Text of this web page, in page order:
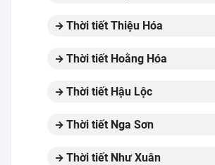
Thời tiết Thiệu Hóa
Thời tiết Hoằng Hóa
Thời tiết Hậu Lộc
Thời tiết Nga Sơn
Thời tiết Như Xuân